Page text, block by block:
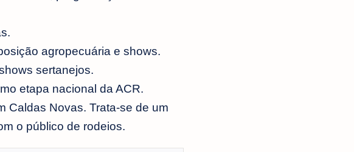
agropecuária e shows.
sertanejos.
etapa nacional da ACR.
Caldas Novas. Trata-se de um
o público de rodeios.